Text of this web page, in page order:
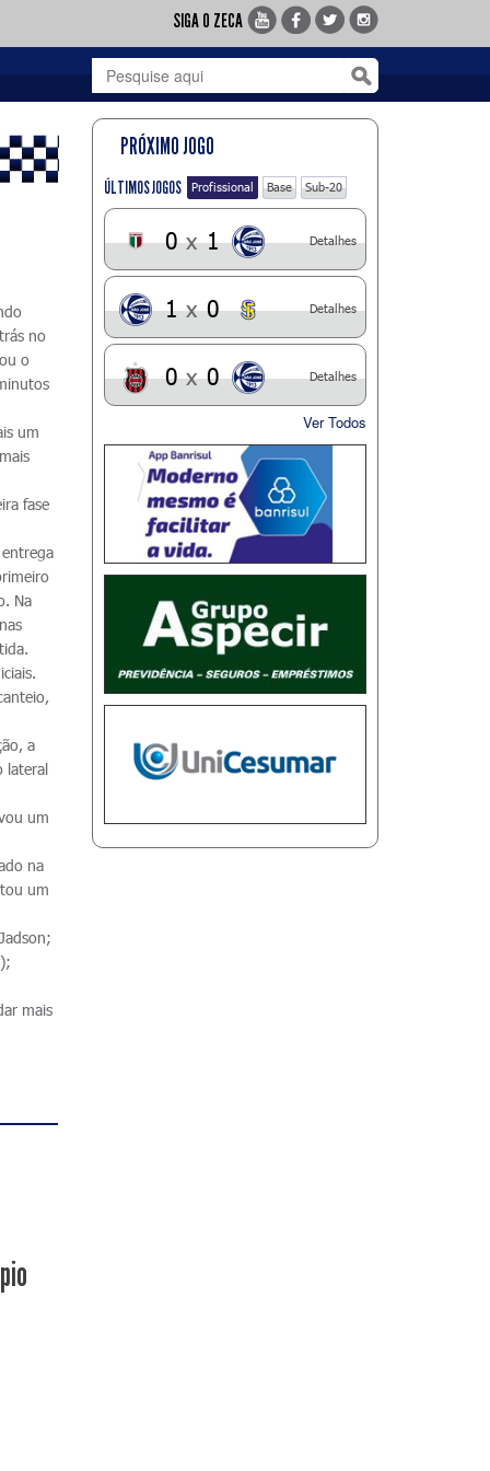
SIGA O ZECA
no
o
um
fase
Na
a
lateral
um
na
um
mais
PRÓXIMO JOGO
ÚLTIMOS JOGOS Profissional Base Sub-20
0 x 1 Detalhes
1 x 0 Detalhes
0 x 0 Detalhes
Ver Todos